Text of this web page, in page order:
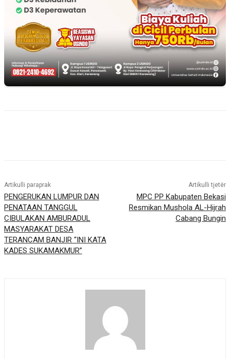
Artikulli paraprak
PENGERUKAN LUMPUR DAN
PENATAAN TANGGUL
CIBULAKAN AMBURADUL
MASYARAKAT DESA
TERANCAM BANJIR “INI KATA
KADES SUKAMAKMUR”
Artikulli tjetër
MPC PP Kabupaten Bekasi
Resmikan Mushola AL-Hijrah
Cabang Bungin